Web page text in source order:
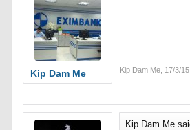
Kip Dam Me Kip Dam Me 17/3/15
Kip Dam Me